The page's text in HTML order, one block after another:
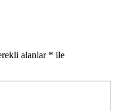
alanlar * ile